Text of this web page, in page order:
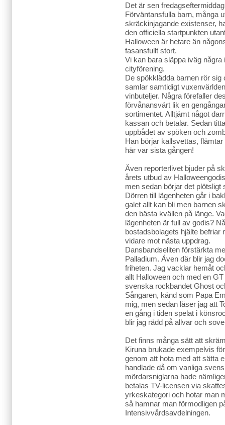
Det är sen
Förväntansfulla barn, många
skräckinjagande existenser,
den officiella startpunkten
Halloween är hetare än
fasansfullt stort.
Vi kan bara släppa iväg
cityförening.
De spökklädda barnen rör sig
samlar samtidigt
vinbuteljer. Några förefaller
förvånansvärt lik en
sortimentet. Alltjämt något
kassan och betalar. Sedan
uppbådet av spöken och
Han börjar kallsvettas,
här var sista gången!
Även reporterlivet bjuder på
årets utbud av
men sedan börjar det plötsligt
Dörren till lägenheten går i
galet allt kan bli men barnen
den bästa kvällen på länge.
lägenheten är full av godis?
bostadsbolagets hjälte befriar
vidare mot nästa uppdrag.
Dansbandseliten förstärkta
Palladium. Även där blir jag
friheten. Jag vacklar hemåt
allt Halloween och med en
svenska rockbandet Ghost
Sångaren, känd som Papa
mig, men sedan läser jag att
en gång i tiden spelat i
blir jag rädd på allvar och
Det finns många sätt att
Kiruna brukade exempelvis
genom att hota med att sätta
handlade då om vanliga
mördarsniglarna hade
betalas TV-licensen via
yrkeskategori och hotar man
så hamnar man förmodligen
Intensivvårdsavdelningen.